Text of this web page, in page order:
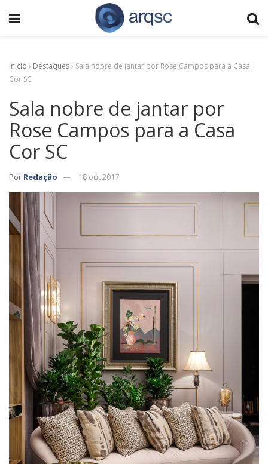
Início › Destaques› Sala nobre de jantar por Rose Campos para a Casa
Cor SC
Sala nobre de jantar por
Rose Campos para a Casa
Cor SC
Por Redação 18 out 2017